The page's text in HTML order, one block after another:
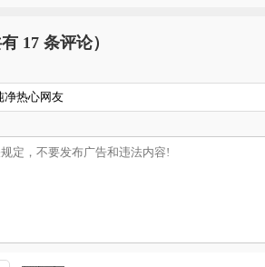
17 条评论）